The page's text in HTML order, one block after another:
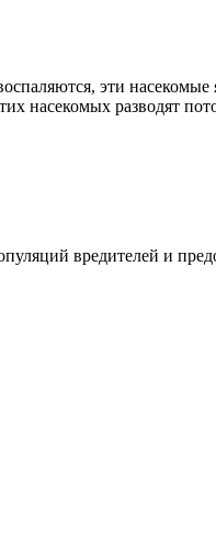
эти
насекомых разводят
вредителей и